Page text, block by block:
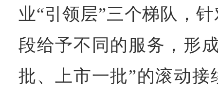
业“引领层”三个梯队，
段给予不同的服务，形
批、上市一批”的滚动